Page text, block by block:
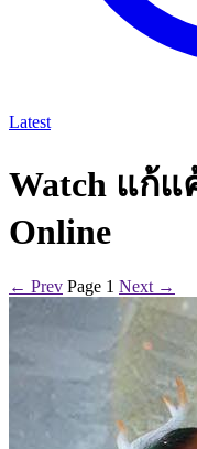
Latest
Watch แก้แ
Online
← Prev Page 1 Next →